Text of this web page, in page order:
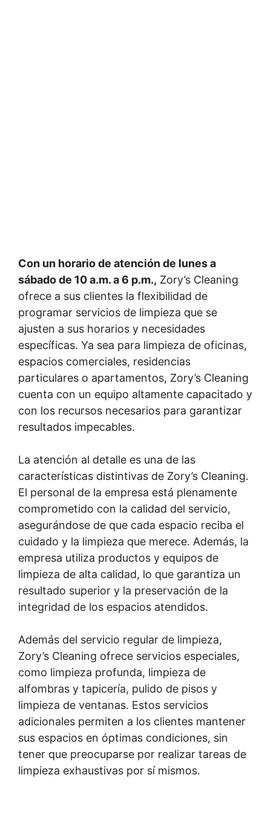
Con un horario de atención de lunes a
sábado de 10 a.m. a 6 p.m., Zory’s Cleaning
ofrece a sus clientes la flexibilidad de
programar servicios de limpieza que se
ajusten a sus horarios y necesidades
específicas. Ya sea para limpieza de oficinas,
espacios comerciales, residencias
particulares o apartamentos, Zory’s Cleaning
cuenta con un equipo altamente capacitado y
con los recursos necesarios para garantizar
resultados impecables.
La atención al detalle es una de las
características distintivas de Zory’s Cleaning.
El personal de la empresa está plenamente
comprometido con la calidad del servicio,
asegurándose de que cada espacio reciba el
cuidado y la limpieza que merece. Además, la
empresa utiliza productos y equipos de
limpieza de alta calidad, lo que garantiza un
resultado superior y la preservación de la
integridad de los espacios atendidos.
Además del servicio regular de limpieza,
Zory’s Cleaning ofrece servicios especiales,
como limpieza profunda, limpieza de
alfombras y tapicería, pulido de pisos y
limpieza de ventanas. Estos servicios
adicionales permiten a los clientes mantener
sus espacios en óptimas condiciones, sin
tener que preocuparse por realizar tareas de
limpieza exhaustivas por sí mismos.